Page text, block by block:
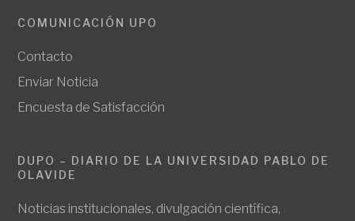
COMUNICACIÓN UPO
Contacto
Enviar Noticia
Encuesta de Satisfacción
DUPO – DIARIO DE LA UNIVERSIDAD PABLO DE
OLAVIDE
Noticias institucionales, divulgación científica,